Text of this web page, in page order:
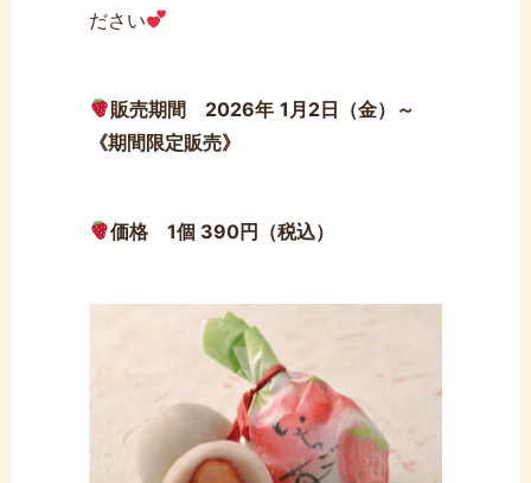
ださい
販売期間 2026年 1月2日（金）～
《期間限定販売》
価格 1個 390円（税込）